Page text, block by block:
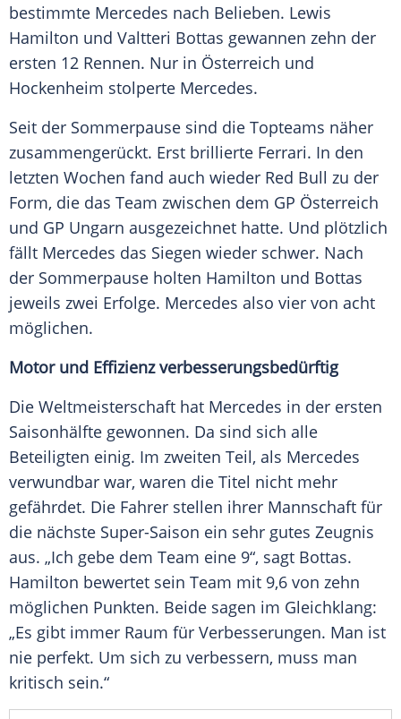
bestimmte Mercedes nach Belieben. Lewis
Hamilton und Valtteri Bottas gewannen zehn der
ersten 12 Rennen. Nur in Österreich und
Hockenheim stolperte Mercedes.
Seit der Sommerpause sind die Topteams näher
zusammengerückt. Erst brillierte Ferrari. In den
letzten Wochen fand auch wieder Red Bull zu der
Form, die das Team zwischen dem GP Österreich
und GP Ungarn ausgezeichnet hatte. Und plötzlich
fällt Mercedes das Siegen wieder schwer. Nach
der Sommerpause holten Hamilton und Bottas
jeweils zwei Erfolge. Mercedes also vier von acht
möglichen.
Motor und Effizienzverbesserungsbedürftig
Die Weltmeisterschaft hat Mercedes in der ersten
Saisonhälfte gewonnen. Da sind sich alle
Beteiligten einig. Im zweiten Teil, als Mercedes
verwundbar war, waren die Titel nicht mehr
gefährdet. Die Fahrer stellen ihrer Mannschaft für
die nächste Super-Saison ein sehr gutes Zeugnis
aus. „Ich gebe dem Team eine 9“, sagt Bottas.
Hamilton bewertet sein Team mit 9,6 von zehn
möglichen Punkten. Beide sagen im Gleichklang:
„Es gibt immer Raum für Verbesserungen. Man ist
nie perfekt. Um sich zu verbessern, muss man
kritisch sein.“